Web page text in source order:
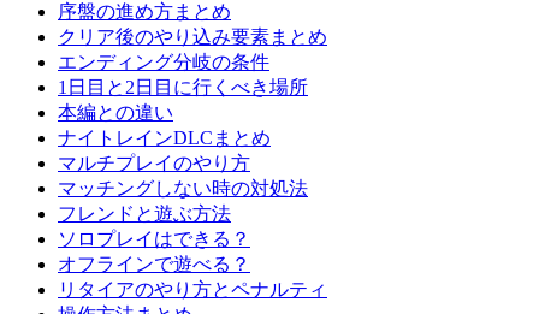
序盤の進め方まとめ
クリア後のやり込み要素まとめ
エンディング分岐の条件
1日目と2日目に行くべき場所
本編との違い
ナイトレインDLCまとめ
マルチプレイのやり方
マッチングしない時の対処法
フレンドと遊ぶ方法
ソロプレイはできる？
オフラインで遊べる？
リタイアのやり方とペナルティ